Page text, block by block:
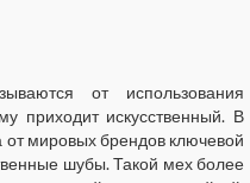
от использования
приходит искусственный. В
мировых брендов ключевой
шубы. Такой мех более